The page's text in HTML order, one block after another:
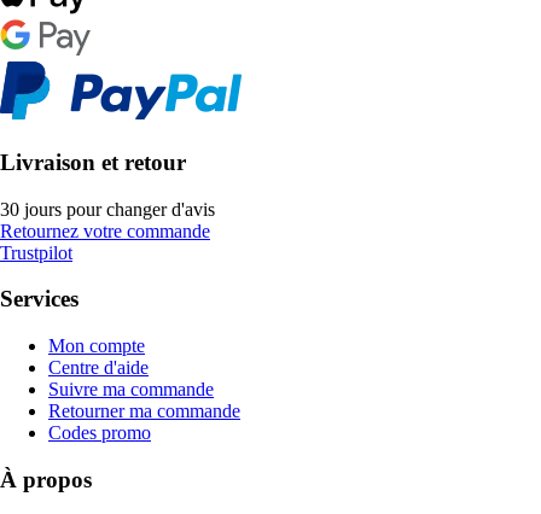
Livraison et retour
30 jours pour changer d'avis
Retournez votre commande
Trustpilot
Services
Mon compte
Centre d'aide
Suivre ma commande
Retourner ma commande
Codes promo
À propos